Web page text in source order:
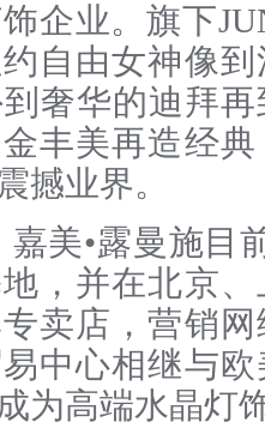
企业。旗下
自由女神像
到奢华的迪拜
丰美再造经
撼业界。
嘉美•露曼施目
，并在北京
卖店，营销
中心相继与
为高端水晶灯